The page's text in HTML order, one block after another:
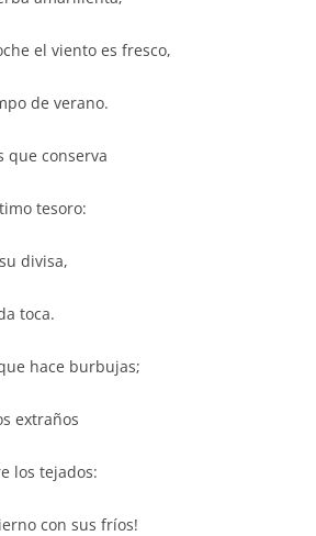
el viento es fresco,
de verano.
que conserva
tesoro:
divisa,
toca.
hace burbujas;
extraños
los tejados:
con sus fríos!